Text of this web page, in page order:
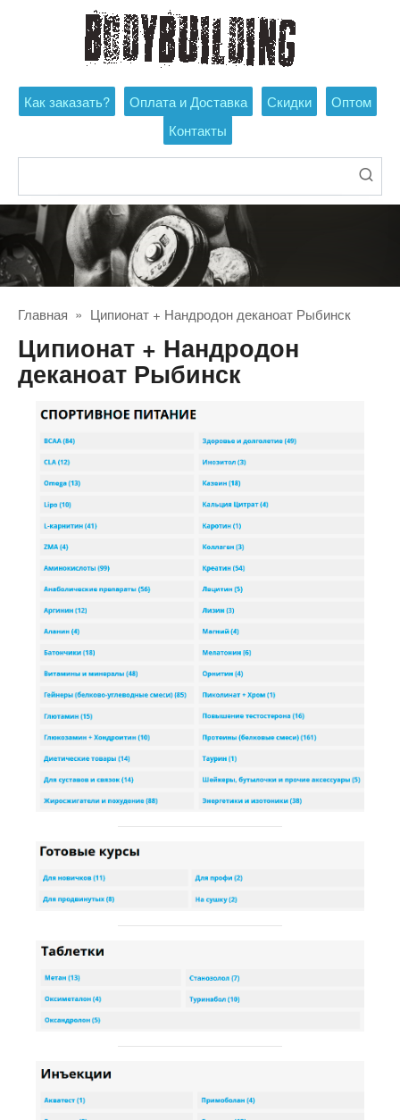
Как заказать? Оплата и Доставка Скидки
Оптом
Контакты
Главная » Ципионат + Нандродон деканоат Рыбинск
Ципионат + Нандродон
деканоат Рыбинск